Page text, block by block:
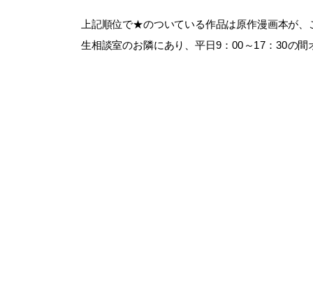
上記順位で★のついている作品は原作漫画本が
生相談室のお隣にあり、平日9：00～17：30の間